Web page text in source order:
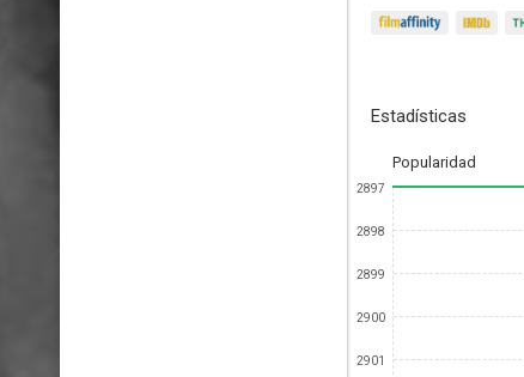
Estadísticas
Popularidad
2897
2898
2899
2900
2901